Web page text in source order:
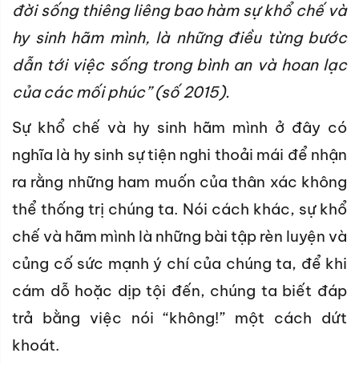
đời sống thiêng liêng bao hàm sự khổ chế và
hy sinh hãm mình, là những điều từng bước
dẫn tới việc sống trong bình an và hoan lạc
của các mối phúc” (số 2015).
Sự khổ chế và hy sinh hãm mình ở đây có
nghĩa là hy sinh sự tiện nghi thoải mái để nhận
ra rằng những ham muốn của thân xác không
thể thống trị chúng ta. Nói cách khác, sự khổ
chế và hãm mình là những bài tập rèn luyện và
củng cố sức mạnh ý chí của chúng ta, để khi
cám dỗ hoặc dịp tội đến, chúng ta biết đáp
trả bằng việc nói “không!” một cách dứt
khoát.